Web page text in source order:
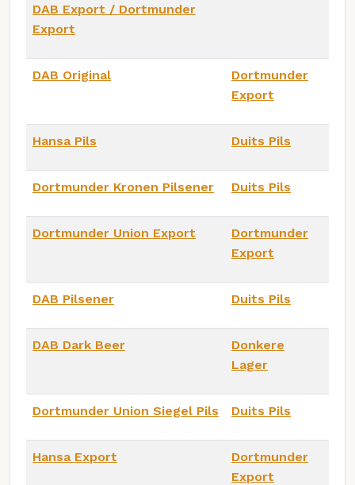
DAB Export / Dortmunder
Export
DAB Original
Dortmunder
Export
Hansa Pils Duits Pils
Dortmunder Kronen Pilsener Duits Pils
Dortmunder Union Export
Dortmunder
Export
DAB Pilsener Duits Pils
DAB Dark Beer
Donkere
Lager
Dortmunder Union Siegel Pils Duits Pils
Hansa Export
Dortmunder
Export